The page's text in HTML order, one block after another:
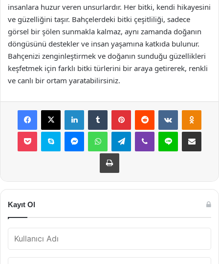
insanlara huzur veren unsurlardır. Her bitki, kendi hikayesini
ve güzelliğini taşır. Bahçelerdeki bitki çeşitliliği, sadece
görsel bir şölen sunmakla kalmaz, aynı zamanda doğanın
döngüsünü destekler ve insan yaşamına katkıda bulunur.
Bahçenizi zenginleştirmek ve doğanın sunduğu güzellikleri
keşfetmek için farklı bitki türlerini bir araya getirerek, renkli
ve canlı bir ortam yaratabilirsiniz.
Facebook
X LinkedInTumblr PinterestReddit VKontakte
Pocket Skype MessengerWhatsAppTelegramViber Line E-Posta ile
Yazdır
Kayıt Ol